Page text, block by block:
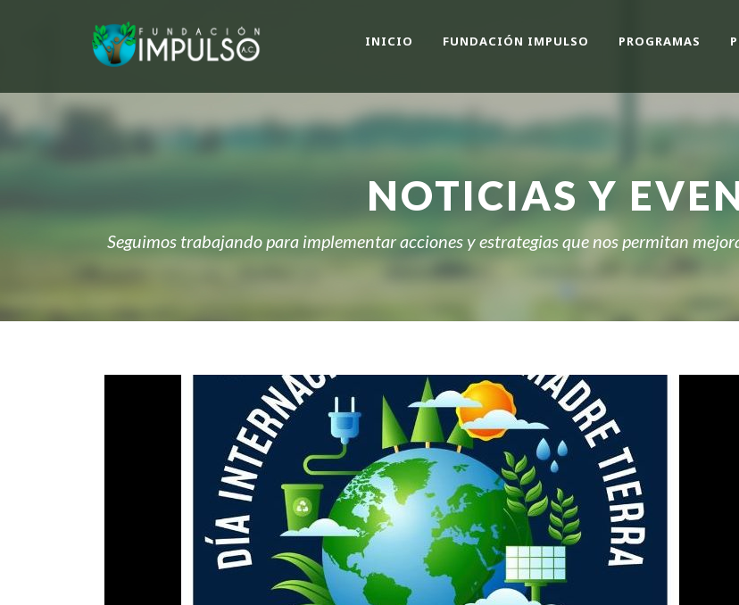
INICIO FUNDACIÓN IMPULSO PROGRAMAS
NOTICIAS Y
Seguimos trabajando para implementar acciones y estrategias que nos permitan